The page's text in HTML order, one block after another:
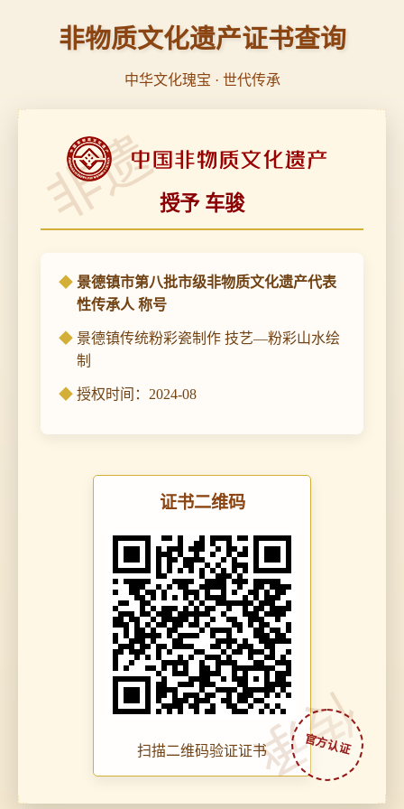
非物质文化遗产证书查询
中华文化瑰宝 · 世代传承
非遗
传承
授予 车骏
景德镇市第八批市级非物质文化遗产代表
性传承人 称号
景德镇传统粉彩瓷制作 技艺—粉彩山水绘
制
授权时间：2024-08
证书二维码
扫描二维码验证证书